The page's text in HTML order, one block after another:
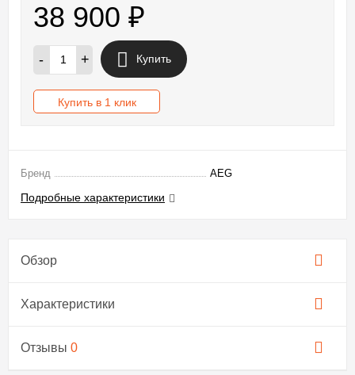
38 900 ₽
- + Купить
Купить в 1 клик
Бренд AEG
Подробные характеристики
Обзор
Характеристики
Отзывы 0